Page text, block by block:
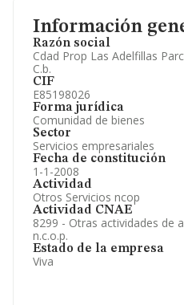
Información
Razón social
Cdad Prop Las Adelfillas
C.b.
CIF
E85198026
Forma jurídica
Comunidad de bienes
Sector
Servicios empresariales
Fecha de constitución
1-1-2008
Actividad
Otros Servicios ncop
Actividad CNAE
8299 - Otras actividades de
n.c.o.p.
Estado de la empresa
Viva
Información oficial y